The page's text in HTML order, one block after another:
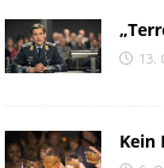
13.
Kein